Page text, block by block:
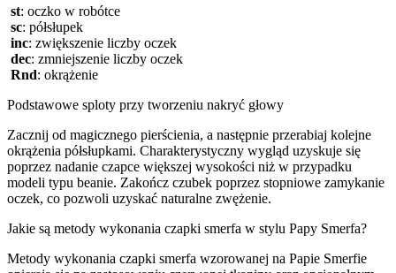
st: oczko w robótce
sc: półsłupek
inc: zwiększenie liczby oczek
dec: zmniejszenie liczby oczek
Rnd: okrążenie
Podstawowe sploty przy tworzeniu nakryć głowy
Zacznij od magicznego pierścienia, a następnie przerabiaj kolejne
okrążenia półsłupkami. Charakterystyczny wygląd uzyskuje się
poprzez nadanie czapce większej wysokości niż w przypadku
modeli typu beanie. Zakończ czubek poprzez stopniowe zamykanie
oczek, co pozwoli uzyskać naturalne zwężenie.
Jakie są metody wykonania czapki smerfa w stylu Papy Smerfa?
Metody wykonania czapki smerfa wzorowanej na Papie Smerfie